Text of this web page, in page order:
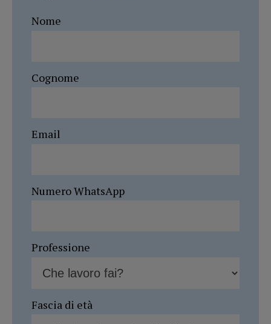
Nome
Cognome
Email
Numero WhatsApp
Professione
Fascia di età